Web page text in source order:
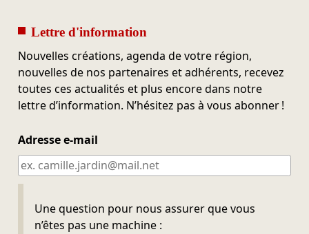
Lettre d'information
Nouvelles créations, agenda de votre région,
nouvelles de nos partenaires et adhérents, recevez
toutes ces actualités et plus encore dans notre
lettre d’information. N’hésitez pas à vous abonner !
Adresse e-mail
Une question pour nous assurer que vous
n’êtes pas une machine :
Ne pas remplir